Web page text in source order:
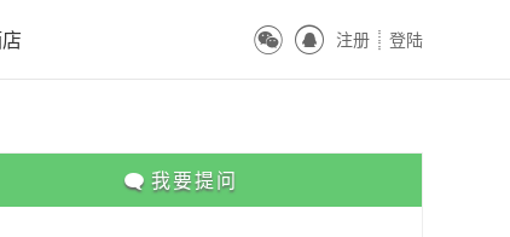
ꀔ ꀓ 注册 ꀒ 登陆
 我要提问